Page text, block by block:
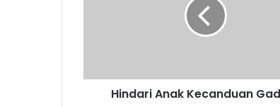
Hindari Anak Kecanduan